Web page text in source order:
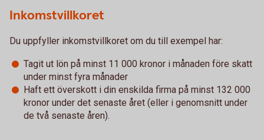
Inkomstvillkoret
Du uppfyller inkomstvillkoret om du till exempel har:
Tagit ut lön på minst 11 000 kronor i månaden före skatt
under minst fyra månader
Haft ett överskott i din enskilda firma på minst 132 000
kronor under det senaste året (eller i genomsnitt under
de två senaste åren).